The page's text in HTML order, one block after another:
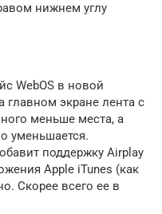
нижнем углу
WebOS в новой
главном экране лента с
меньше места, а
уменьшается.
поддержку Airplay
Apple iTunes (как
Скорее всего ее в